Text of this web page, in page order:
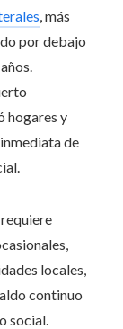
, más
por debajo
hogares y
de
requiere
locales,
continuo
social.